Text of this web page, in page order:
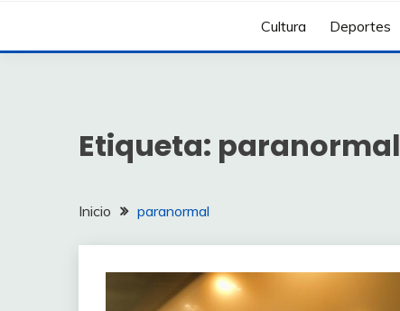
Cultura Deportes
Etiqueta: paranormal
Inicio paranormal